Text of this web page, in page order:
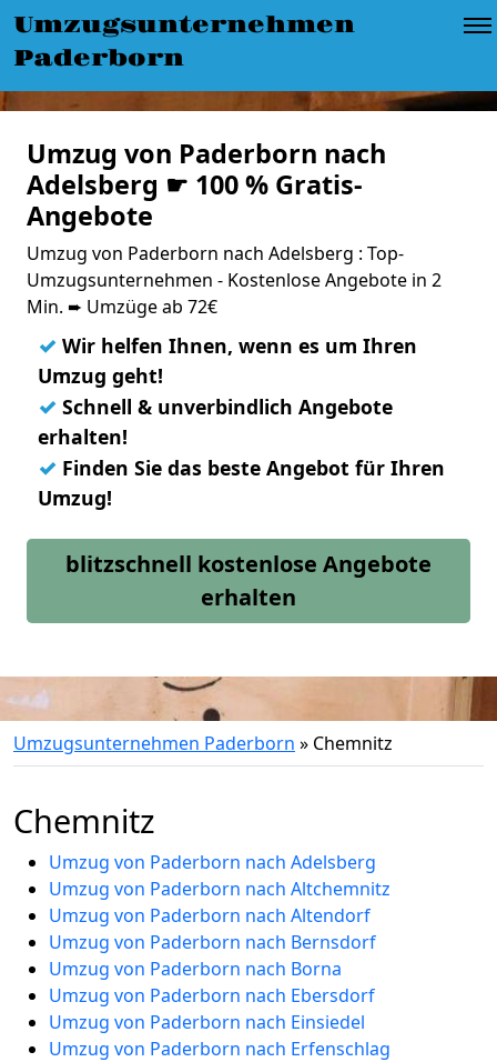
Umzugsunternehmen
Paderborn
Umzug von Paderborn nach
Adelsberg ☛ 100 % Gratis-
Angebote
Umzug von Paderborn nach Adelsberg : Top-
Umzugsunternehmen - Kostenlose Angebote in 2
Min. ➨ Umzüge ab 72€
✓ Wir helfen Ihnen, wenn es um Ihren
Umzug geht!
✓ Schnell & unverbindlich Angebote
erhalten!
✓ Finden Sie das beste Angebot für Ihren
Umzug!
blitzschnell kostenlose Angebote
erhalten
Umzugsunternehmen Paderborn » Chemnitz
Chemnitz
Umzug von Paderborn nach Adelsberg
Umzug von Paderborn nach Altchemnitz
Umzug von Paderborn nach Altendorf
Umzug von Paderborn nach Bernsdorf
Umzug von Paderborn nach Borna
Umzug von Paderborn nach Ebersdorf
Umzug von Paderborn nach Einsiedel
Umzug von Paderborn nach Erfenschlag